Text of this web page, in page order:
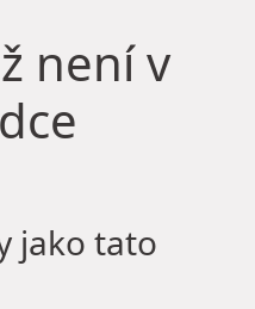
není v
jako tato